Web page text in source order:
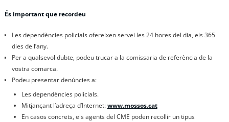
És important que recordeu
Les dependències policials ofereixen servei les 24 hores del dia, els 365
dies de l’any.
Per a qualsevol dubte, podeu trucar a la comissaria de referència de la
vostra comarca.
Podeu presentar denúncies a:
Les dependències policials.
Mitjançant l’adreça d’Internet:www.mossos.cat
En casos concrets, els agents del CME poden recollir un tipus